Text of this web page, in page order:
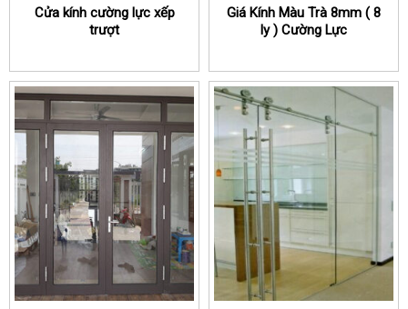
Cửa kính cường lực xếp
trượt
Giá Kính Màu Trà 8mm ( 8
ly ) Cường Lực